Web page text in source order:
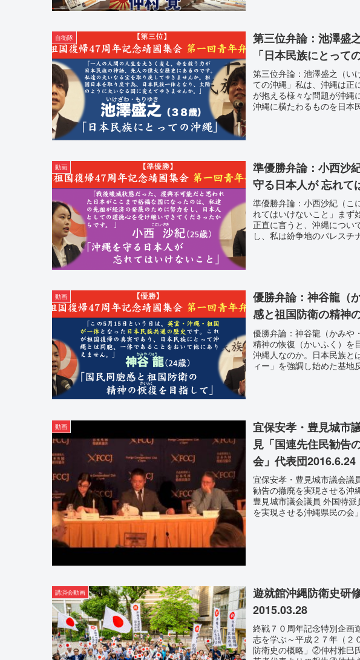
自衛隊
第三位弁論：池澤盛
「日本民族にとって
第三位弁論：池澤盛之（い
ての沖縄」私は、沖縄は正
が抱える様々な問題が沖縄
沖縄に横たわるものを日本
動画
準優勝弁論：小西沙
守る日本人が 忘れて
準優勝弁論：小西沙紀（こ
れてはいけないこと」まず
正直に言うと、沖縄につい
し、私は紛争地のパレスチ
動画
優勝弁論：神谷龍（
感と祖国防衛の精神
優勝弁論：神谷龍（かみや
精神の恢復（かいふく）を
沖縄人なのか。日本民族と
ィー」を強調し始めた基地
動画
宜保安孝・豊見城市
見「国連先住民勧告
会」代表団2016.6.24
宜保安孝・豊見城市議会
勧告の撤廃を実現させる沖
豊見城市議会議員 外国特
を実現させる沖縄県民の
講演会動画
遊就館沖縄防衛史研
2015.03.28
終戦７０周年記念特別企画
志を学ぶ～平成２７年（
防衛史の概略」②仲村雅巳